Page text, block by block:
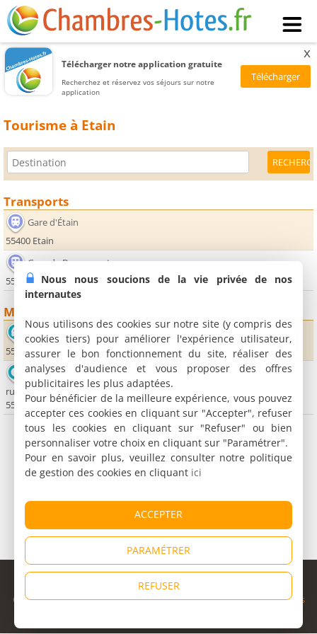
Télécharger notre application gratuite
Recherchez et réservez vos séjours sur notre
application
x
Tourisme à Etain
Transports
Gare d'Étain
55400 Etain
Gare de Baroncourt
55240 Dommary Baroncourt
Monuments
Eglise Saint-Martin d'Etain
55400 Etain
Office de Tourisme d'Etain
rue des casernes
55400 Etain
© Copyright 1998 - 2026
Cybevasion|Mentions légales|Confidentialité|CGU|Informations
Nous nous soucions de la vie privée de nos
internautes
Nous utilisons des cookies sur notre site (y compris des
cookies tiers) pour améliorer l'expérience utilisateur,
assurer le bon fonctionnement du site, réaliser des
analyses d'audience et vous proposer des offres
publicitaires les plus adaptées.
Pour bénéficier de la meilleure expérience, vous pouvez
accepter ces cookies en cliquant sur "Accepter", refuser
tous les cookies en cliquant sur "Refuser" ou bien
personnaliser votre choix en cliquant sur "Paramétrer".
Pour en savoir plus, veuillez consulter notre politique
de gestion des cookies en cliquant ici
ACCEPTER
PARAMÉTRER
REFUSER